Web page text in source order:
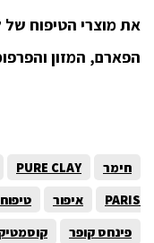
את מוצרי הטיפוח של
הפארם, המזון
חימר PURE CLAY
PARIS
איפור טיפוח
פינחס קופר